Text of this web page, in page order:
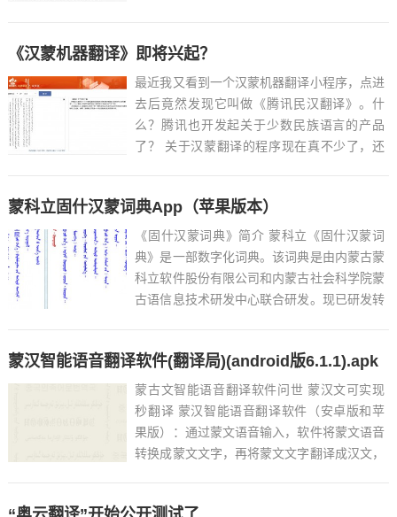
《汉蒙机器翻译》即将兴起？
最近我又看到一个汉蒙机器翻译小程序，点进
去后竟然发现它叫做《腾讯民汉翻译》。什
么？腾讯也开发起关于少数民族语言的产品
了？ 关于汉蒙翻译的程序现在真不少了，还
蒙科立固什汉蒙词典App（苹果版本）
《固什汉蒙词典》简介 蒙科立《固什汉蒙词
典》是一部数字化词典。该词典是由内蒙古蒙
科立软件股份有限公司和内蒙古社会科学院蒙
古语信息技术研发中心联合研发。现已研发转
蒙汉智能语音翻译软件(翻译局)(android版6.1.1).apk
蒙古文智能语音翻译软件问世 蒙汉文可实现
秒翻译 蒙汉智能语音翻译软件（安卓版和苹
果版）：通过蒙文语音输入，软件将蒙文语音
转换成蒙文文字，再将蒙文文字翻译成汉文，